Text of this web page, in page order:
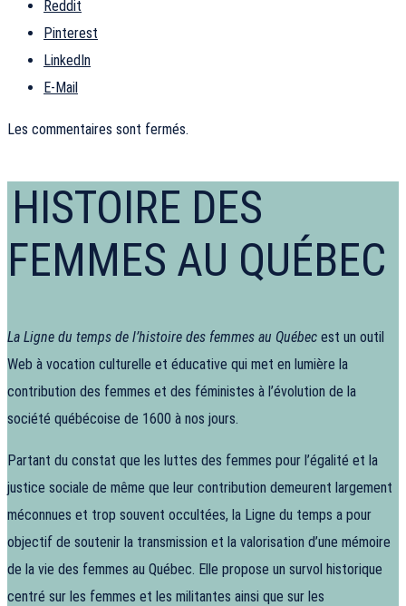
Reddit
Pinterest
LinkedIn
E-Mail
Les commentaires sont fermés.
HISTOIRE DES
FEMMES AU QUÉBEC
La Ligne du temps de l’histoire des femmes au Québec est un outil
Web à vocation culturelle et éducative qui met en lumière la
contribution des femmes et des féministes à l’évolution de la
société québécoise de 1600 à nos jours.
Partant du constat que les luttes des femmes pour l’égalité et la
justice sociale de même que leur contribution demeurent largement
méconnues et trop souvent occultées, la Ligne du temps a pour
objectif de soutenir la transmission et la valorisation d’une mémoire
de la vie des femmes au Québec. Elle propose un survol historique
centré sur les femmes et les militantes ainsi que sur les